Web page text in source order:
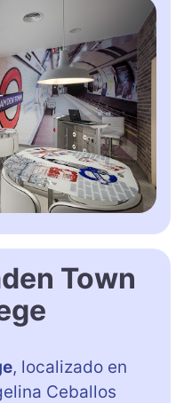
Town
, localizado en
Ceballos